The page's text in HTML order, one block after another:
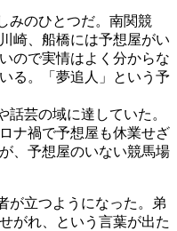
みのひとつだ。南関競
崎、船橋には予想屋がい
ので実情はよく分からな
る。「夢追人」という予
芸の域に達していた。
ナ禍で予想屋も休業せざ
、予想屋のいない競馬場
が立つようになった。弟
がれ、という言葉が出た